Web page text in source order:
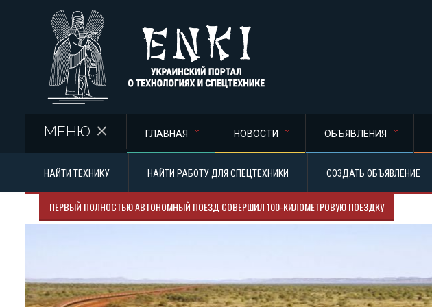
МЕНЮ ГЛАВНАЯ НОВОСТИ ОБЪЯВЛЕНИЯ
НАЙТИ ТЕХНИКУ НАЙТИ РАБОТУ ДЛЯ СПЕЦТЕХНИКИ СОЗДАТЬ ОБЪЯВЛЕНИЕ
ПЕРВЫЙ ПОЛНОСТЬЮ АВТОНОМНЫЙ ПОЕЗД СОВЕРШИЛ 100-КИЛОМЕТРОВУЮ ПОЕЗДКУ